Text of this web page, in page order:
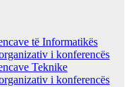
të Informatikës
i konferencës
Teknike
i konferencës